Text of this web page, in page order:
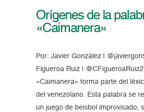
Orígenes de la
«Caimanera»
Por: Javier González |
Figueroa Ruiz |
«Caimanera» forma parte del
del venezolano. Esta palabra se
un juego de beisbol improvisado,